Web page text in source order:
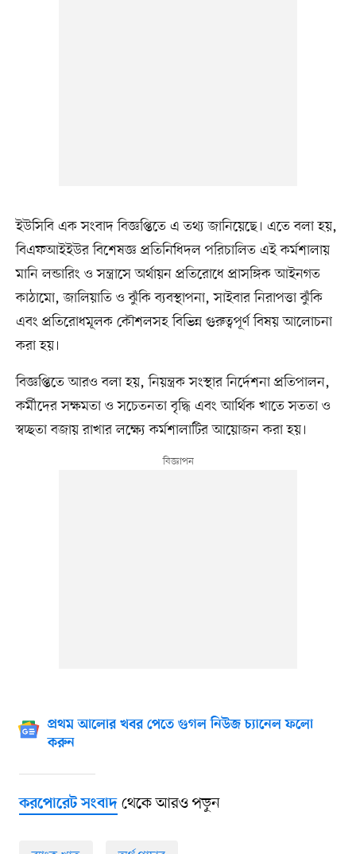
ইউসিবি এক সংবাদ বিজ্ঞপ্তিতে এ তথ্য জানিয়েছে। এতে বলা হয়,
বিএফআইইউর বিশেষজ্ঞ প্রতিনিধিদল পরিচালিত এই কর্মশালায়
মানি লন্ডারিং ও সন্ত্রাসে অর্থায়ন প্রতিরোধে প্রাসঙ্গিক আইনগত
কাঠামো, জালিয়াতি ও ঝুঁকি ব্যবস্থাপনা, সাইবার নিরাপত্তা ঝুঁকি
এবং প্রতিরোধমূলক কৌশলসহ বিভিন্ন গুরুত্বপূর্ণ বিষয় আলোচনা
করা হয়।
বিজ্ঞপ্তিতে আরও বলা হয়, নিয়ন্ত্রক সংস্থার নির্দেশনা প্রতিপালন,
কর্মীদের সক্ষমতা ও সচেতনতা বৃদ্ধি এবং আর্থিক খাতে সততা ও
স্বচ্ছতা বজায় রাখার লক্ষ্যে কর্মশালাটির আয়োজন করা হয়।
প্রথম আলোর খবর পেতে গুগল নিউজ চ্যানেল ফলো
করুন
করপোরেট সংবাদথেকে আরও পড়ুন